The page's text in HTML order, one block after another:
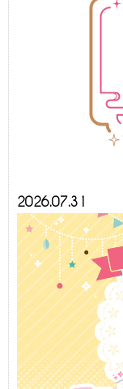
2026.07.31